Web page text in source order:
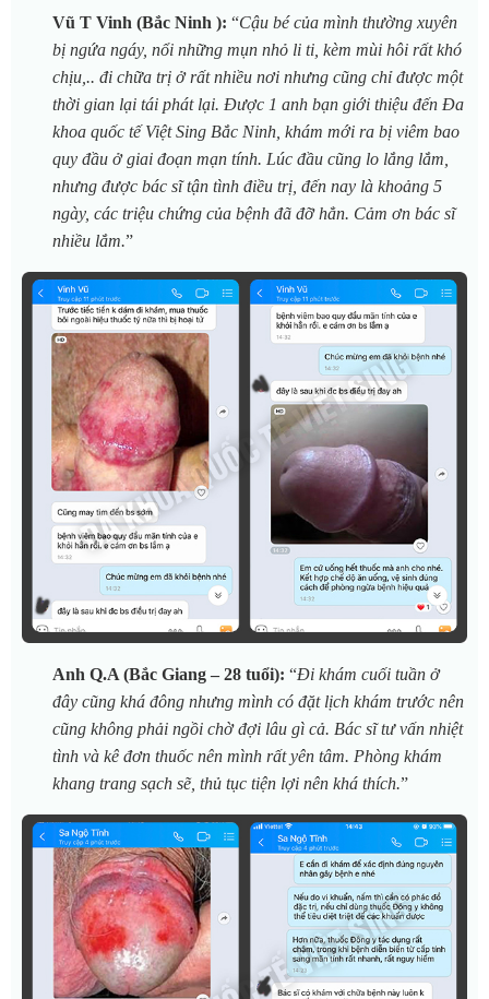
Vũ T Vinh (Bắc Ninh ): “Cậu bé của mình thường xuyên
bị ngứa ngáy, nổi những mụn nhỏ li ti, kèm mùi hôi rất khó
chịu,.. đi chữa trị ở rất nhiều nơi nhưng cũng chỉ được một
thời gian lại tái phát lại. Được 1 anh bạn giới thiệu đến Đa
khoa quốc tế Việt Sing Bắc Ninh , khám mới ra bị viêm bao
quy đầu ở giai đoạn mạn tính. Lúc đầu cũng lo lắng lắm,
nhưng được bác sĩ tận tình điều trị, đến nay là khoảng 5
ngày, các triệu chứng của bệnh đã đỡ hẳn. Cảm ơn bác sĩ
nhiều lắm.”
Anh Q.A (Bắc Giang – 28 tuổi): “Đi khám cuối tuần ở
đây cũng khá đông nhưng mình có đặt lịch khám trước nên
cũng không phải ngồi chờ đợi lâu gì cả. Bác sĩ tư vấn nhiệt
tình và kê đơn thuốc nên mình rất yên tâm. Phòng khám
khang trang sạch sẽ, thủ tục tiện lợi nên khá thích.”